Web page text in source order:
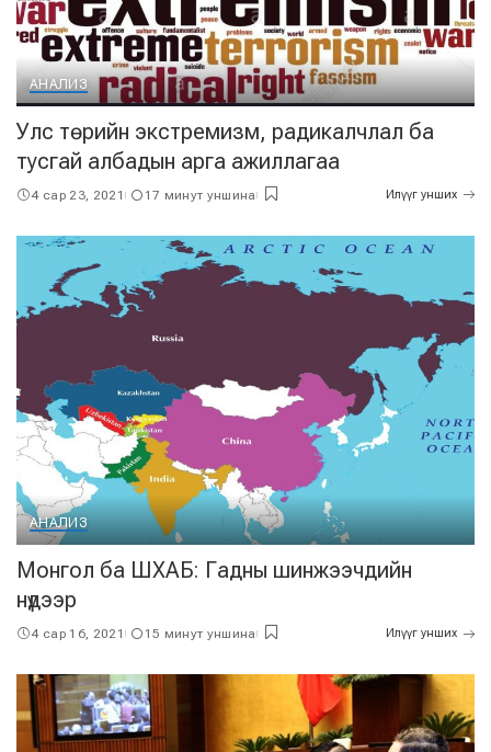
АНАЛИЗ
Улс төрийн экстремизм, радикалчлал ба
тусгай албадын арга ажиллагаа
4 сар 23, 2021 17 минут уншина Илүүг унших
АНАЛИЗ
Монгол ба ШХАБ: Гадны шинжээчдийн
нүдээр
4 сар 16, 2021 15 минут уншина Илүүг унших